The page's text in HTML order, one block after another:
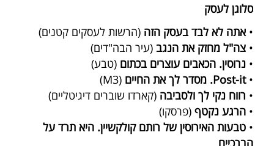
סלוגן לעסק
•אתה לא לבד בעסק הזה (הרשות לעסקים קטנים)
• צה"ל מחזק את הנגב(עיר הבה"דים)
• נרוסין. הכאבים עוצרים בכתום (טבע)
• Post-it. מסדר לך את החיים
(M3)
• רווח נקי לך ולסביבה (קארדו שוברים דיגיטליים)
• הרגע נקטף(פרסקו)
• טבעות האירוסין של רותם קולקשיין. היא תרד על